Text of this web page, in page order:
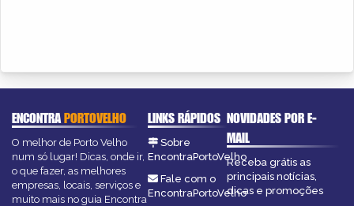
ENCONTRAPORTOVELHO
O melhor de Porto Velho
num só lugar! Dicas, onde ir,
o que fazer, as melhores
empresas, locais, serviços e
muito mais no guia Encontra
LINKS RÁPIDOS
Sobre
EncontraPortoVelho
Fale com o
EncontraPortoVelho
NOVIDADES POR E-
MAIL
Receba grátis as
principais notícias,
dicas e promoções